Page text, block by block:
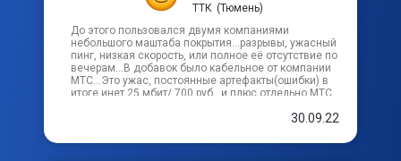
ТТК (Тюмень)
До этого пользовался двумя компаниями
небольшого маштаба покрытия...разрывы, ужасный
пинг, низкая скорость, или полное её отсутствие по
вечерам...В добавок было кабельное от компании
МТС...Это ужас, постоянные артефакты(ошибки) в
итоге инет 25 мбит/ 700 руб., и плюс отдельно МТС
250 руб/58 каналов..в итоге 950 руб....сейчас же
(аналогое+цифровое)никаких ca модулей... низкий
30.09.22